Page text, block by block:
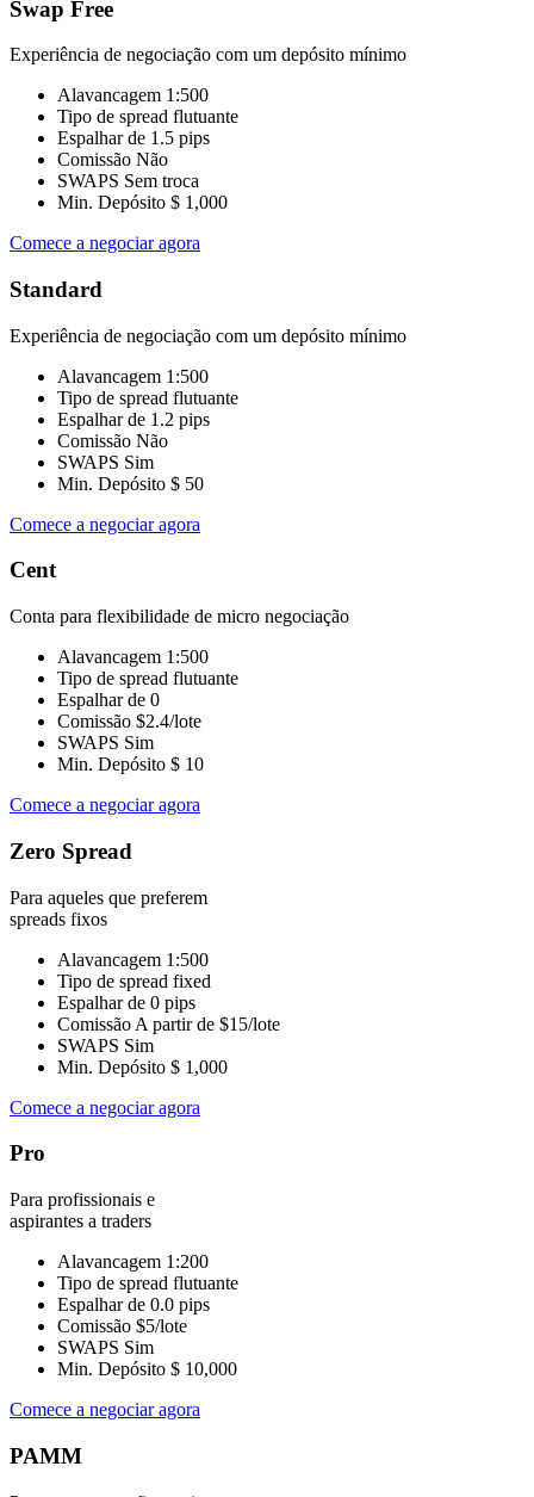
Swap Free
Experiência de negociação com um depósito mínimo
Alavancagem 1:500
Tipo de spread flutuante
Espalhar de 1.5 pips
Comissão Não
SWAPS Sem troca
Min. Depósito $ 1,000
Comece a negociar agora
Standard
Experiência de negociação com um depósito mínimo
Alavancagem 1:500
Tipo de spread flutuante
Espalhar de 1.2 pips
Comissão Não
SWAPS Sim
Min. Depósito $ 50
Comece a negociar agora
Cent
Conta para flexibilidade de micro negociação
Alavancagem 1:500
Tipo de spread flutuante
Espalhar de 0
Comissão $2.4/lote
SWAPS Sim
Min. Depósito $ 10
Comece a negociar agora
Zero Spread
Para aqueles que preferem
spreads fixos
Alavancagem 1:500
Tipo de spread fixed
Espalhar de 0 pips
Comissão A partir de $15/lote
SWAPS Sim
Min. Depósito $ 1,000
Comece a negociar agora
Pro
Para profissionais e
aspirantes a traders
Alavancagem 1:200
Tipo de spread flutuante
Espalhar de 0.0 pips
Comissão $5/lote
SWAPS Sim
Min. Depósito $ 10,000
Comece a negociar agora
PAMM